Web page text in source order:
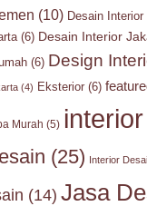
(10) Desain Interior
(6) Desain Interior
(6) Design
(4) Eksterior(6)
Murah (5) interior
(25) Interior
(14) Jasa